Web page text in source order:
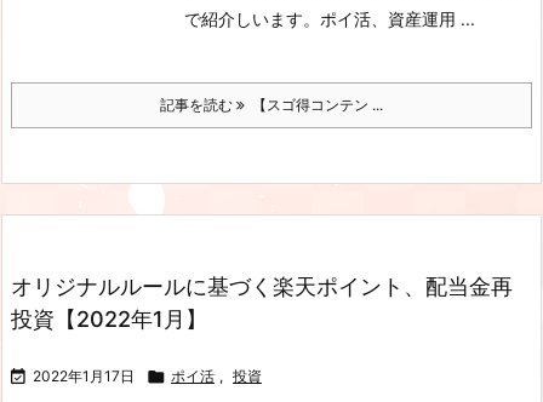
で紹介しいます。ポイ活、資産運用 ...
記事を読む 【スゴ得コンテン ...
オリジナルルールに基づく楽天ポイント、配当金再
投資【2022年1月】
 2022年1月17日  ポイ活 , 投資